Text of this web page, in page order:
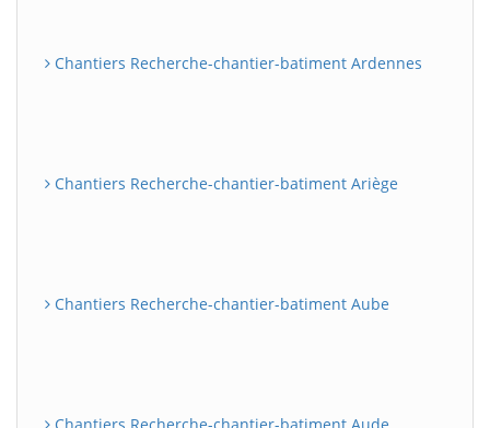
Chantiers Recherche-chantier-batiment Ardennes
Chantiers Recherche-chantier-batiment Ariège
Chantiers Recherche-chantier-batiment Aube